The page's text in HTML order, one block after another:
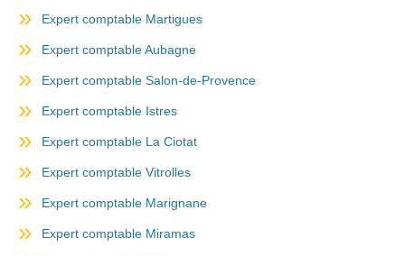
Expert comptable Martigues
Expert comptable Aubagne
Expert comptable Salon-de-Provence
Expert comptable Istres
Expert comptable La Ciotat
Expert comptable Vitrolles
Expert comptable Marignane
Expert comptable Miramas